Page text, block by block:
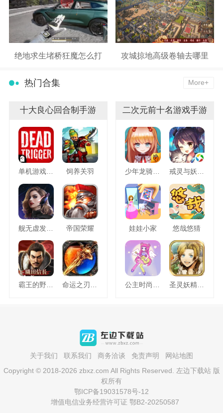
绝地求生堵桥狂魔怎么打 攻城掠地高级卷轴去哪里
热门合集 More+
十大良心回合制手游
单机游戏死亡扳机 饲养关羽
舰无虚发暗星 帝国荣耀
二次元前十名游戏手游
娃娃小家 悠哉悠猜
圣灵妖精中文版
关于我们 联系我们 商务洽谈 免责声明
网站地图
Copyright © 2018-2026 zbxz.com All Rights Reserved. 左边下载站 版
权所有
鄂ICP备19031578号-12
增值电信业务经营许可证 鄂B2-20250587